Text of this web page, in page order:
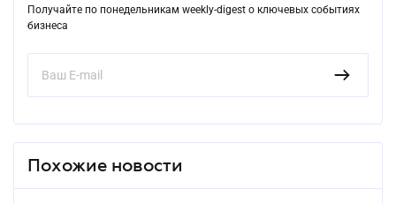
Получайте по понедельникам weekly-digest о ключевых событиях
бизнеса
Похожие новости